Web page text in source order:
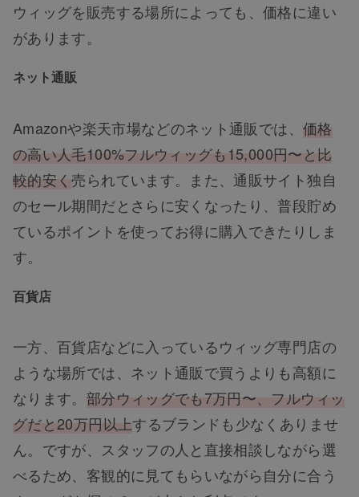
ウィッグを販売する場所によっても、価格に違い
があります。
ネット通販
Amazonや楽天市場などのネット通販では、 価格
の高い人毛100%フルウィッグも15,000円〜と比
較的安く売られています。また、通販サイト独自
のセール期間だとさらに安くなったり、普段貯め
ているポイントを使ってお得に購入できたりしま
す。
百貨店
一方、百貨店などに入っているウィッグ専門店の
ような場所では、ネット通販で買うよりも高額に
なります。 部分ウィッグでも7万円〜、フルウィッ
グだと20万円以上するブランドも少なくありませ
ん。ですが、スタッフの人と直接相談しながら選
べるため、客観的に見てもらいながら自分に合う